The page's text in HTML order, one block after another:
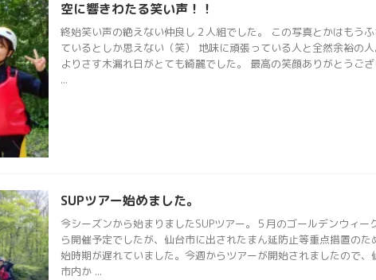
空に響きわたる笑い声！！
終始笑い声の絶えない仲良し２人組でした。 この写真とかはもう
ているとしか思えない（笑） 地味に頑張っている人と全然余裕の
よりさす木漏れ日がとても綺麗でした。 最高の笑顔ありがとうご
...
SUPツアー始めました。
今シーズンから始まりましたSUPツアー。５月のゴールデンウィー
ら開催予定でしたが、仙台市に出されたまん延防止等重点措置のた
始時期が遅れていました。今週からツアーが開始されましたので、
市内か ...